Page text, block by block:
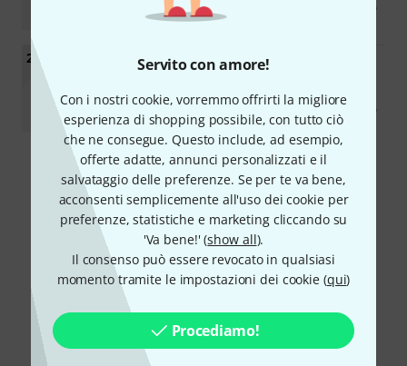
Servito con amore!
Con i nostri cookie, vorremmo offrirti la migliore
esperienza di shopping possibile, con tutto ciò
che ne consegue. Questo include, ad esempio,
offerte adatte, annunci personalizzati e il
salvataggio delle preferenze. Se per te va bene,
acconsenti semplicemente all'uso dei cookie per
preferenze, statistiche e marketing cliccando su
'Va bene!' (show all).
Il consenso può essere revocato in qualsiasi
momento tramite le impostazioni dei cookie (qui)
Procediamo!
€ 75
20
beyerdynamicDT 700 PRO X
€ 238
* I prezzi includono l'IVA locale e sono valide fino ad esaurimento
scorte. PleaseClicca quiper i costi di trasporto internazionali. Non
assumiamo alcuna responsabilità per errori ortografici o
informazioni inaccurate di ogni genere. Tutte le ricevute verranno
emesse in EUR.